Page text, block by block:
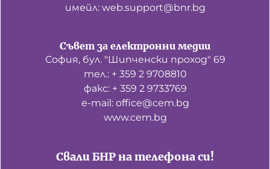
имейл: web.support@bnr.bg
Свали БНР на телефона си!
Съвет за електронни медии
София, бул. "Шипченски проход" 69
тел.: + 359 2 9708810
факс: + 359 2 9733769
е-mail: office@cem.bg
www.cem.bg